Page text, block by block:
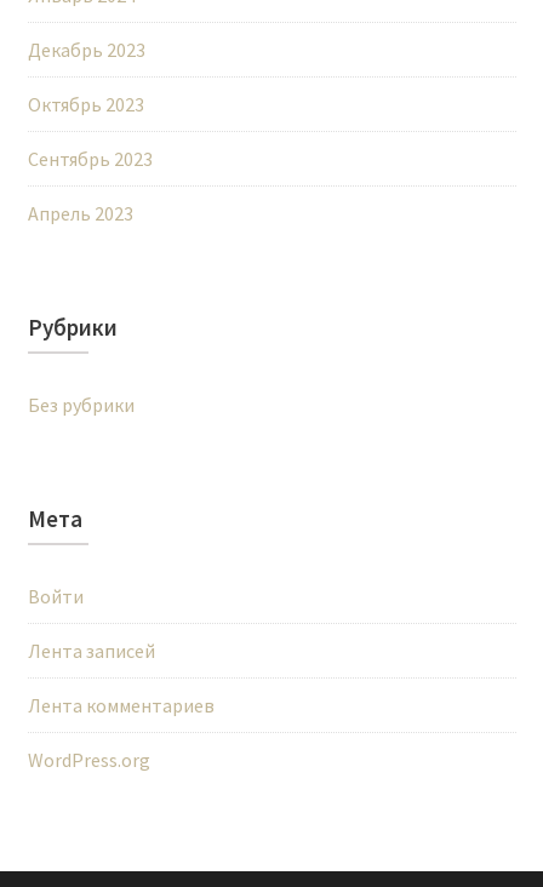
Декабрь 2023
Октябрь 2023
Сентябрь 2023
Апрель 2023
Рубрики
Без рубрики
Мета
Войти
Лента записей
Лента комментариев
WordPress.org